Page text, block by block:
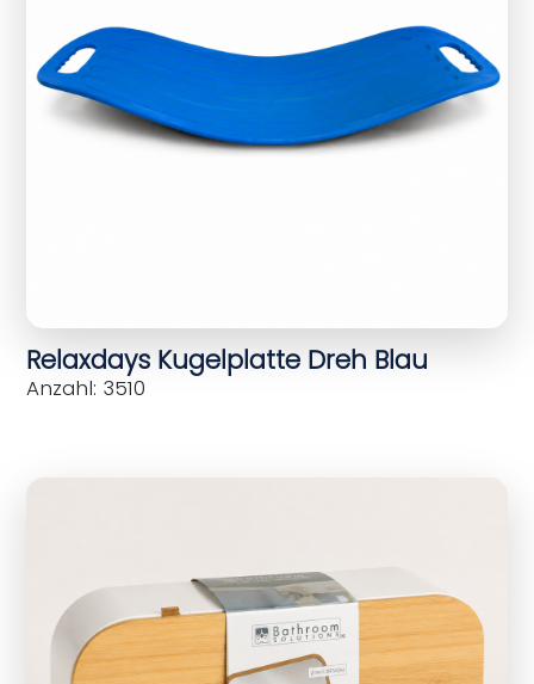
Relaxdays Kugelplatte Dreh Blau
Anzahl: 3510